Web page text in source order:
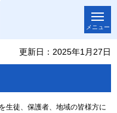
メニュー
更新日：2025年1月27日
生徒、保護者、地域の皆様方に